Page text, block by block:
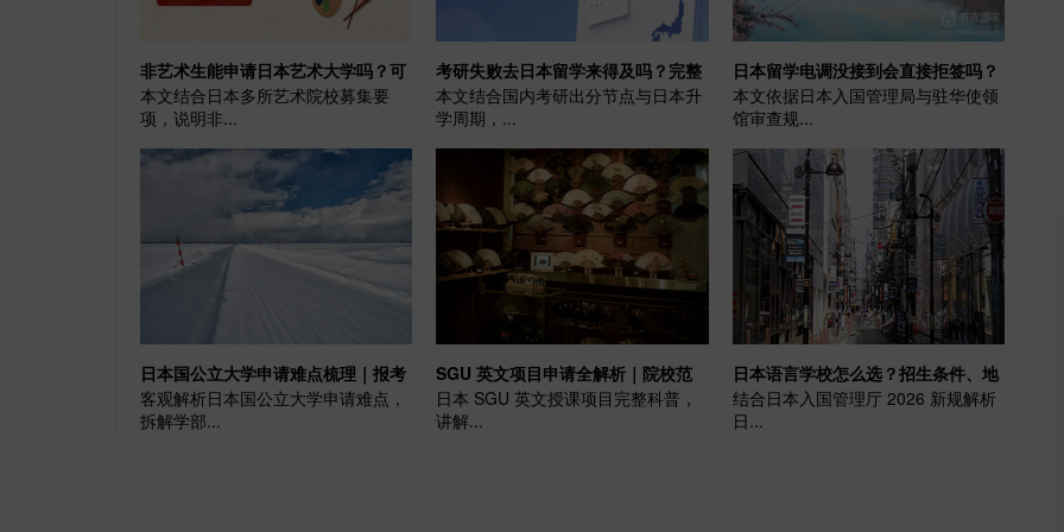
非艺术生能申请日本艺术大学吗？可
行路径+真实门槛|日本留学
本文结合日本多所艺术院校募集要
项，说明非...
考研失败去日本留学来得及吗？完整
时间线直接照做|日本留学
本文结合国内考研出分节点与日本升
学周期，...
日本留学电调没接到会直接拒签吗？
真相+补救方法一次说清|日本留学
本文依据日本入国管理局与驻华使领
馆审查规...
日本国公立大学申请难点梳理｜报考
竞争、学费优势客观解读
客观解析日本国公立大学申请难点，
拆解学部...
SGU 英文项目申请全解析｜院校范
围、成绩门槛、适合人群科普
日本 SGU 英文授课项目完整科普，
讲解...
日本语言学校怎么选？招生条件、地
域差异、避坑要点全指南
结合日本入国管理厅 2026 新规解析
日...